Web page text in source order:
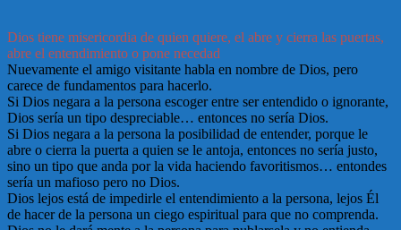
Dios tiene misericordia de quien quiere, el abre y cierra las puertas,
abre el entendimiento o pone necedad
Nuevamente el amigo visitante habla en nombre de Dios, pero
carece de fundamentos para hacerlo.
Si Dios negara a la persona escoger entre ser entendido o ignorante,
Dios sería un tipo despreciable… entonces no sería Dios.
Si Dios negara a la persona la posibilidad de entender, porque le
abre o cierra la puerta a quien se le antoja, entonces no sería justo,
sino un tipo que anda por la vida haciendo favoritismos… entondes
sería un mafioso pero no Dios.
Dios lejos está de impedirle el entendimiento a la persona, lejos Él
de hacer de la persona un ciego espiritual para que no comprenda.